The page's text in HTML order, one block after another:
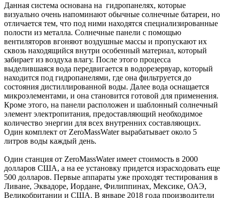
Данная система основана на гидропанелях, которые
визуально очень напоминают обычные солнечные батареи, но
отличается тем, что под ними находятся специализированные
полости из металла. Солнечные панели с помощью
вентиляторов вгоняют воздушные массы и пропускают их
сквозь находящийся внутри особенный материал, который
забирает из воздуха влагу. После этого процесса
выделившаяся вода передвигается в водорезервуар, который
находится под гидропанелями, где она фильтруется до
состояния дистиллированной воды. Далее вода оснащается
микроэлементами, и она становится готовой для применения.
Кроме этого, на панели расположен и шаблонный солнечный
элемент электропитания, предоставляющий необходимое
количество энергии для всех внутренних составляющих.
Один комплект от ZeroMassWater вырабатывает около 5
литров воды каждый день.
Один станция от ZeroMassWater имеет стоимость в 2000
долларов США, а на ее установку придется израсходовать еще
500 долларов. Первые аппараты уже проходят тестирования в
Ливане, Эквадоре, Иордане, Филиппинах, Мексике, ОАЭ,
Великобритании и США. В январе 2018 года производители